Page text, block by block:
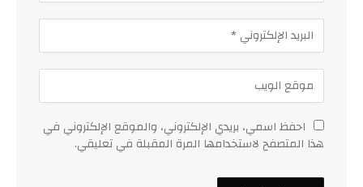
احفظ اسمي، بريدي الإلكتروني، والموقع الإلكتروني في
هذا المتصفح لاستخدامها المرة المقبلة في تعليقي.